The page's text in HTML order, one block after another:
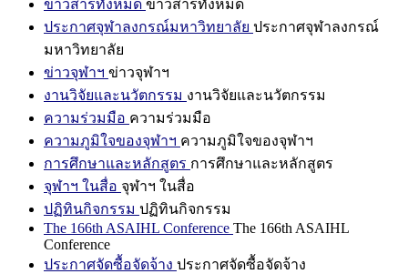
ข่าวสารทั้งหมด ข่าวสารทั้งหมด
ประกาศจุฬาลงกรณ์มหาวิทยาลัย ประกาศจุฬาลงกรณ์
มหาวิทยาลัย
ข่าวจุฬาฯ ข่าวจุฬาฯ
งานวิจัยและนวัตกรรม งานวิจัยและนวัตกรรม
ความร่วมมือ ความร่วมมือ
ความภูมิใจของจุฬาฯ ความภูมิใจของจุฬาฯ
การศึกษาและหลักสูตร การศึกษาและหลักสูตร
จุฬาฯ ในสื่อ จุฬาฯ ในสื่อ
ปฏิทินกิจกรรม ปฏิทินกิจกรรม
The 166th ASAIHL Conference The 166th ASAIHL
Conference
ประกาศจัดซื้อจัดจ้าง ประกาศจัดซื้อจัดจ้าง